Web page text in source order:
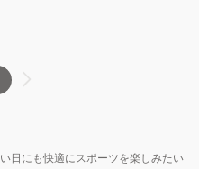
日にも快適にスポーツを楽しみたい